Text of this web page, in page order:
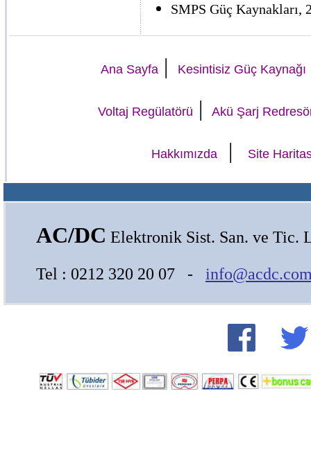
SMPS Güç
Ana Sayfa| Kesintisiz Güç Kaynağı
Voltaj Regülatörü | Akü Şarj
Hakkımızda| Site
AC/DC Elektronik Sist. San. ve Tic.
Tel : 0212 320 20 07 -